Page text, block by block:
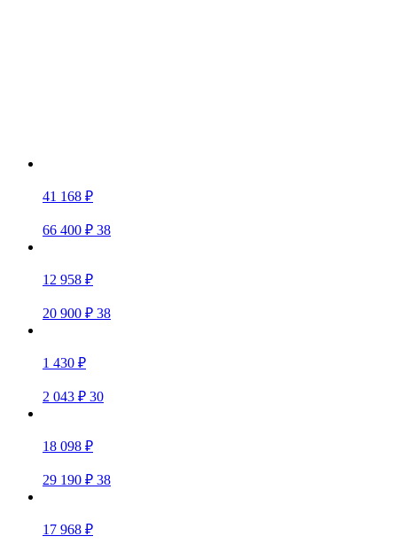
41 168 ₽
66 400 ₽ 38
12 958 ₽
20 900 ₽ 38
1 430 ₽
2 043 ₽ 30
18 098 ₽
29 190 ₽ 38
17 968 ₽